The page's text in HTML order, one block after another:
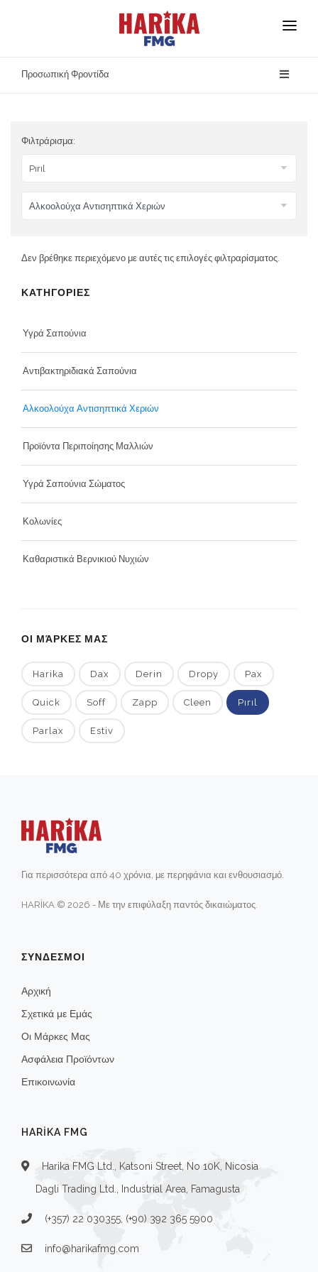
Αρχική
Ασφάλεια Προϊόντων
Επικοινωνία
Προσωπική Φροντίδα
Φιλτράρισμα:
Δεν βρέθηκε περιεχόμενο με αυτές τις επιλογές φιλτραρίσματος.
ΚΑΤΗΓΟΡΙΕΣ
Υγρά Σαπούνια
Αντιβακτηριδιακά Σαπούνια
Αλκοολούχα Αντισηπτικά Χεριών
Προϊόντα Περιποίησης Μαλλιών
Υγρά Σαπούνια Σώματος
Κολωνίες
Καθαριστικά Βερνικιού Νυχιών
ΟΙ ΜΆΡΚΕΣ ΜΑΣ
Harika Dax Derin Dropy Pax
Quick Soff Zapp Cleen Pırıl
Parlax Estiv
Για περισσότερα από 40 χρόνια, με περηφάνια και ενθουσιασμό.
HARİKA © 2026 - Με την επιφύλαξη παντός δικαιώματος.
ΣΥΝΔΕΣΜΟΙ
Αρχική
Σχετικά με Εμάς
Οι Μάρκες Μας
Ασφάλεια Προϊόντων
Επικοινωνία
HARIKA FMG
Harika FMG Ltd., Katsoni Street, No 10K, Nicosia
Dagli Trading Ltd., Industrial Area, Famagusta
(+357) 22 030355, (+90) 392 365 5900
info@harikafmg.com